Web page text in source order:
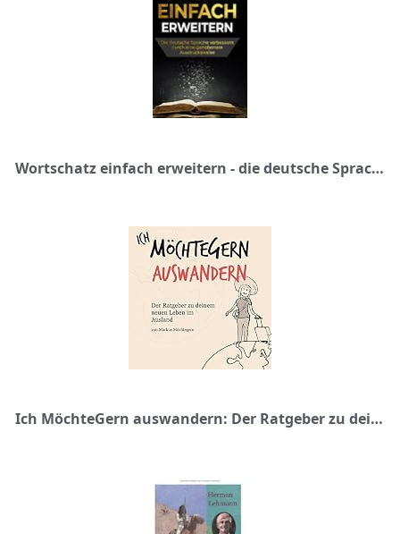
Wortschatz einfach erweitern - die deutsche Sprache verbessern durch eine gehobenere Ausdrucksweise: Gewählte Artikulation leicht gemacht durch das Erlernen neuer Vokabulare und Wörter
Ich MöchteGern auswandern: Der Ratgeber zu deinem neuen Leben im Ausland (MöchteGern-Buchreihe)